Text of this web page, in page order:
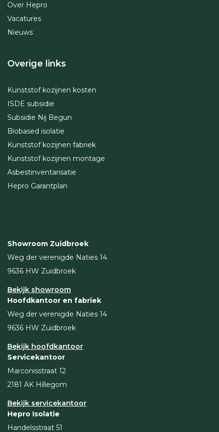
Over Hepro
Vacatures
Nieuws
Overige links
Kunststof kozijnen kosten
ISDE subsidie
Subsidie Nij Begun
Biobased isolatie
Kunststof kozijnen fabriek
Kunststof kozijnen montage
Asbestinventarisatie
Hepro Garantplan
Showroom Zuidbroek
Weg der verenigde Naties 14
9636 HW Zuidbroek
Bekijk showroom
Hoofdkantoor en fabriek
Weg der verenigde Naties 14
9636 HW Zuidbroek
Bekijk hoofdkantoor
Servicekantoor
Marconisstraat 12
2181 AK Hillegom
Bekijk servicekantoor
Hepro Isolatie
Handelsstraat 51